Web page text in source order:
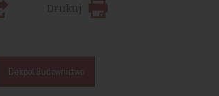
Drukuj
Dekpol Budownictwo